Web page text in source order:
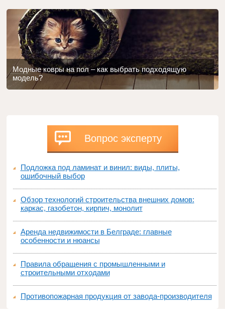
Модные ковры на пол – как выбрать подходящую
модель?
Вопрос эксперту
Подложка под ламинат и винил: виды, плиты,
ошибочный выбор
Обзор технологий строительства внешних домов:
каркас, газобетон, кирпич, монолит
Аренда недвижимости в Белграде: главные
особенности и нюансы
Правила обращения с промышленными и
строительными отходами
Противопожарная продукция от завода-производителя